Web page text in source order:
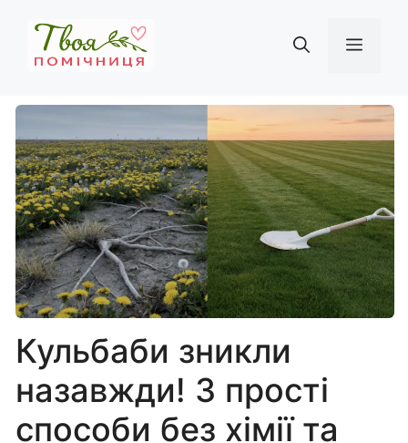
вмісту
Кульбаби зникли
назавжди! 3 прості
способи без хімії та